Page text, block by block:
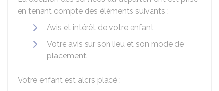
en tenant compte des éléments suivants :
Avis et intérêt de votre enfant
Votre avis sur son lieu et son mode de
placement.
Votre enfant est alors placé :